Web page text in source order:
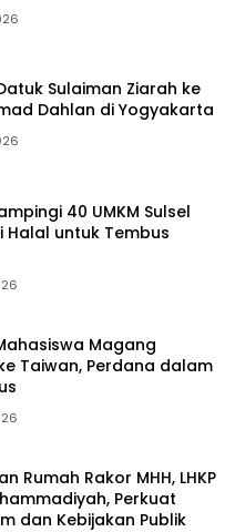
Sulaiman Ziarah ke
Dahlan di Yogyakarta
40 UMKM Sulsel
Halal untuk Tembus
Magang
Taiwan, Perdana dalam
Rumah Rakor MHH, LHKP
Perkuat
dan Kebijakan Publik